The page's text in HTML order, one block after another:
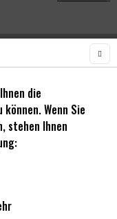
Boost - silber
die
Wenn Sie
stehen Ihnen